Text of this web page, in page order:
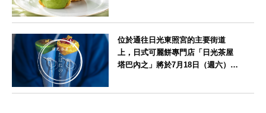
位於通往日光東照宮的主要街道
上，日式可麗餅專門店「日光茶屋
塔巴內之」將於7月18日（週六）開